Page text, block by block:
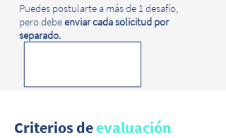
Puedes postularte a más de 1 desafío,
pero debeenviar cada solicitud por
separado.
Criterios deevaluación